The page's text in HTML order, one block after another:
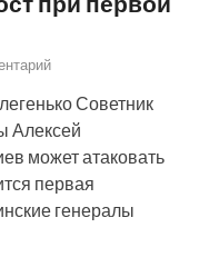
Советник
Алексей
может атаковать
первая
генералы